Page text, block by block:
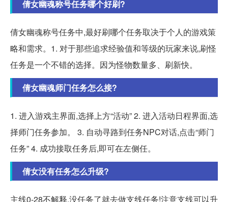
倩女幽魂称号任务哪个好刷?
倩女幽魂称号任务中,最好刷哪个任务取决于个人的游戏策
略和需求。1. 对于那些追求经验值和等级的玩家来说,刷怪
任务是一个不错的选择。因为怪物数量多、刷新快。
倩女幽魂师门任务怎么接?
1. 进入游戏主界面,选择上方“活动” 2. 进入活动日程界面,选
择师门任务参加。 3. 自动寻路到任务NPC对话,点击“师门
任务” 4. 成功接取任务后,即可在左侧任。
倩女没有任务怎么升级?
主线0-28不解释,没任务了就去做支线任务!注意支线可以升